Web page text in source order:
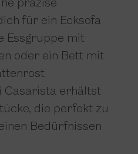
präzise
für ein Ecksofa
Essgruppe mit
oder ein Bett mit
Casarista erhältst
die perfekt zu
Bedürfnissen